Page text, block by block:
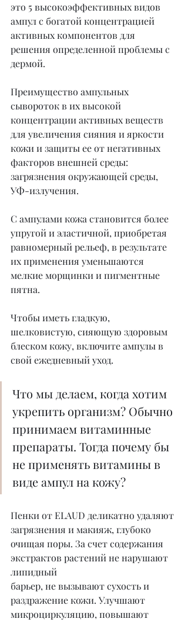
это 5 высокоэффективных видов
ампул с богатой концентрацией
активных компонентов для
решения определенной проблемы с
дермой.
Преимущество ампульных
сывороток в их высокой
концентрации активных веществ
для увеличения сияния и яркости
кожи и защиты ее от негативных
факторов внешней среды:
загрязнения окружающей среды,
УФ-излучения.
С ампулами кожа становится более
упругой и эластичной, приобретая
равномерный рельеф, в результате
их применения уменьшаются
мелкие морщинки и пигментные
пятна.
Чтобы иметь гладкую,
шелковистую, сияющую здоровым
блеском кожу, включите ампулы в
свой ежедневный уход.
Что мы делаем, когда хотим
укрепить организм? Обычно
принимаем витаминные
препараты. Тогда почему бы
не применять витамины в
виде ампул на кожу?
Пенки от ELAUD деликатно удаляют
загрязнения и макияж, глубоко
очищая поры. За счет содержания
экстрактов растений не нарушают
липидный
барьер, не вызывают сухость и
раздражение кожи. Улучшают
микроциркуляцию, повышают